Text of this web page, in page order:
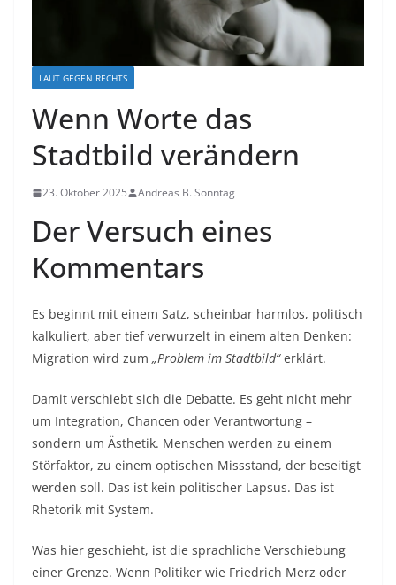
LAUT GEGEN RECHTS
Wenn Worte das
Stadtbild verändern
23. Oktober 2025 Andreas B. Sonntag
Der Versuch eines
Kommentars
Es beginnt mit einem Satz, scheinbar harmlos, politisch
kalkuliert, aber tief verwurzelt in einem alten Denken:
Migration wird zum „Problem im Stadtbild“erklärt.
Damit verschiebt sich die Debatte. Es geht nicht mehr
um Integration, Chancen oder Verantwortung –
sondern um Ästhetik. Menschen werden zu einem
Störfaktor, zu einem optischen Missstand, der beseitigt
werden soll. Das ist kein politischer Lapsus. Das ist
Rhetorik mit System.
Was hier geschieht, ist die sprachliche Verschiebung
einer Grenze. Wenn Politiker wie Friedrich Merz oder